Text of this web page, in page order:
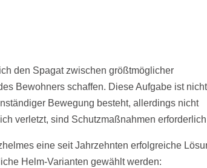
den Spagat zwischen größtmöglicher
Bewohners schaffen. Diese Aufgabe ist nicht
Bewegung besteht, allerdings nicht
verletzt, sind Schutzmaßnahmen
eine seit Jahrzehnten erfolgreiche
Helm-Varianten gewählt werden: